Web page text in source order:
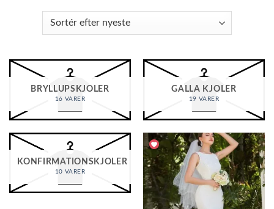
BRYLLUPSKJOLER
16 VARER
GALLA KJOLER
19 VARER
KONFIRMATIONSKJOLER
10 VARER